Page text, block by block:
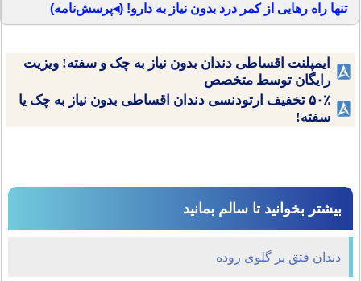
تنها راه رهایی از کمر درد بدون نیاز به دارو! (◂پرسش‌نامه)
ایمپلنت اقساطی دندان بدون نیاز به چک و سفته! ویزیت
رایگان توسط متخصص
۵۰٪ تخفیف ارتودنسی دندان اقساطی بدون نیاز به چک یا
سفته!
بیشتر بخوانید تا سالم بمانید
دندان فتق بر گلوی روده